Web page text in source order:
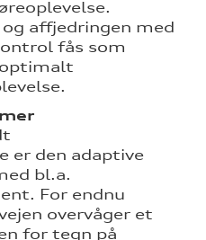
affjedringen med
fås som
er den adaptive
bl.a.
For endnu
overvåger et
for tegn på